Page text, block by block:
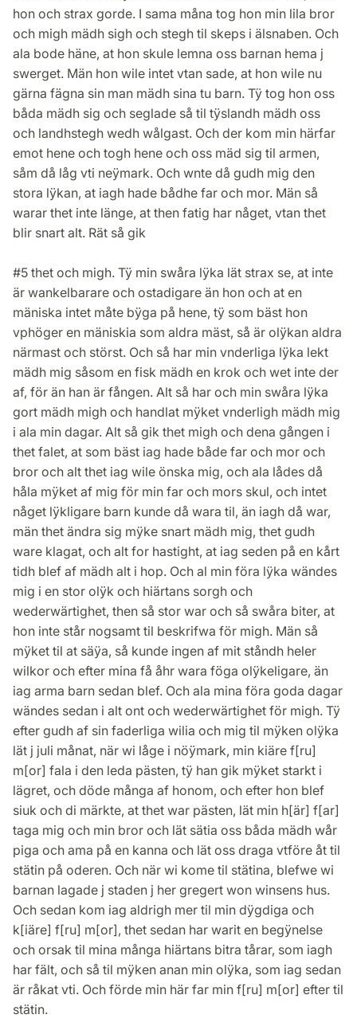
hon och strax gorde. I sama måna tog hon min lila bror
och migh mädh sigh och stegh til skeps i älsnaben. Och
ala bode häne, at hon skule lemna oss barnan hema j
swerget. Män hon wile intet vtan sade, at hon wile nu
gärna fägna sin man mädh sina tu barn. Tÿ tog hon oss
båda mädh sig och seglade så til tÿslandh mädh oss
och landhstegh wedh wålgast. Och der kom min härfar
emot hene och togh hene och oss mäd sig til armen,
såm då låg vti neÿmark. Och wnte då gudh mig den
stora lÿkan, at iagh hade bådhe far och mor. Män så
warar thet inte länge, at then fatig har någet, vtan thet
blir snart alt. Rät så gik
#5 thet och migh. Tÿ min swåra lÿka lät strax se, at inte
är wankelbarare och ostadigare än hon och at en
mäniska intet måte bÿga på hene, tÿ som bäst hon
vphöger en mäniskia som aldra mäst, så är olÿkan aldra
närmast och störst. Och så har min vnderliga lÿka lekt
mädh mig såsom en fisk mädh en krok och wet inte der
af, för än han är fången. Alt så har och min swåra lÿka
gort mädh migh och handlat mÿket vnderligh mädh mig
i ala min dagar. Alt så gik thet migh och dena gången i
thet falet, at som bäst iag hade både far och mor och
bror och alt thet iag wile önska mig, och ala lådes då
håla mÿket af mig för min far och mors skul, och intet
någet lÿkligare barn kunde då wara til, än iagh då war,
män thet ändra sig mÿke snart mädh mig, thet gudh
ware klagat, och alt for hastight, at iag seden på en kårt
tidh blef af mädh alt i hop. Och al min föra lÿka wändes
mig i en stor olÿk och hiärtans sorgh och
wederwärtighet, then så stor war och så swåra biter, at
hon inte står nogsamt til beskrifwa för migh. Män så
mÿket til at säÿa, så kunde ingen af mit ståndh heler
wilkor och efter mina få åhr wara föga olÿkeligare, än
iag arma barn sedan blef. Och ala mina föra goda dagar
wändes sedan i alt ont och wederwärtighet för migh. Tÿ
efter gudh af sin faderliga wilia och mig til mÿken olÿka
lät j juli månat, när wi låge i nöÿmark, min kiäre f[ru]
m[or] fala i den leda pästen, tÿ han gik mÿket starkt i
lägret, och döde många af honom, och efter hon blef
siuk och di märkte, at thet war pästen, lät min h[är] f[ar]
taga mig och min bror och lät sätia oss båda mädh wår
piga och ama på en kanna och lät oss draga vtföre åt til
stätin på oderen. Och när wi kome til stätina, blefwe wi
barnan lagade j staden j her gregert won winsens hus.
Och sedan kom iag aldrigh mer til min dÿgdiga och
k[iäre] f[ru] m[or], thet sedan har warit en begÿnelse
och orsak til mina många hiärtans bitra tårar, som iagh
har fält, och så til mÿken anan min olÿka, som iag sedan
är råkat vti. Och förde min här far min f[ru] m[or] efter til
stätin.